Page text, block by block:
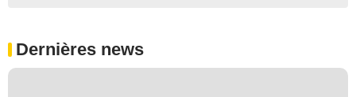
Dernières news